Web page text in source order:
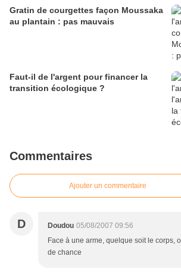
Gratin de courgettes façon Moussaka
au plantain : pas mauvais
Faut-il de l'argent pour financer la
transition écologique ?
Commentaires
Ajouter un commentaire
D Doudou 05/08/2007 09:56
Face à une arme, quelque soit le corps,
de chance